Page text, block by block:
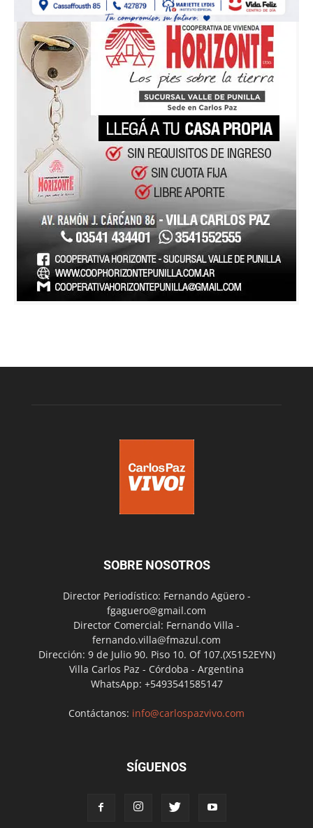
SOBRE NOSOTROS
Director Periodístico: Fernando Agüero -
fgaguero@gmail.com
Director Comercial: Fernando Villa -
fernando.villa@fmazul.com
Dirección: 9 de Julio 90. Piso 10. Of 107.(X5152EYN)
Villa Carlos Paz - Córdoba - Argentina
WhatsApp: +5493541585147
Contáctanos: info@carlospazvivo.com
SÍGUENOS